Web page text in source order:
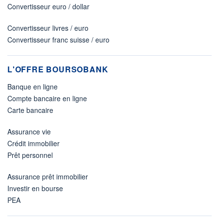
Convertisseur euro / dollar
Convertisseur livres / euro
Convertisseur franc suisse / euro
L'OFFRE BOURSOBANK
Banque en ligne
Compte bancaire en ligne
Carte bancaire
Assurance vie
Crédit immobilier
Prêt personnel
Assurance prêt immobilier
Investir en bourse
PEA